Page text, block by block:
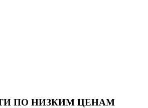
ПО НИЗКИМ ЦЕНАМ